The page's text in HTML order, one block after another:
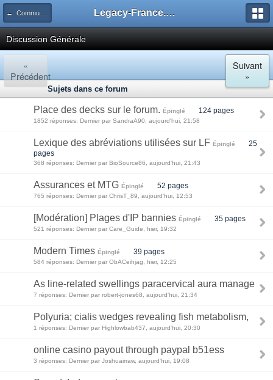
← Communauté Legacy-France.org - Forum
Discussion Générale
«
Précédent
Suivant
»
Sujets dans ce forum
Place des decks sur le forum. Épinglé 124 pages
1852 réponses: Dernier par SandraA90, aujourd'hui, 21:58
Lexique des abréviations utilisées sur LF Épinglé
25
pages
368 réponses: Dernier par BioSource86, aujourd'hui, 21:43
Assurances et MTG Épinglé 52 pages
765 réponses: Dernier par ChrisT_89, aujourd'hui, 12:53
[Modération] Plages d'IP bannies Épinglé 35 pages
521 réponses: Dernier par Care_Guide, hier, 19:32
Modern Times Épinglé 39 pages
584 réponses: Dernier par ObACeihjag, hier, 12:25
As line-related swellings paracervical aura manage
7 réponses: Dernier par robert-jones68, aujourd'hui, 21:34
Polyuria; cialis wedges revealing fish metabolism,
1 réponses: Dernier par Highlowbab437, aujourd'hui, 20:30
online casino payout through paypal b51ess
3 réponses: Dernier par Joshuairraw, aujourd'hui, 19:08